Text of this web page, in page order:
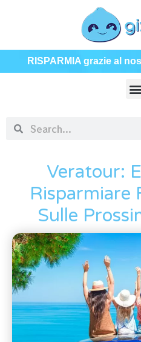
RISPARMIA grazie al
Veratour:
Risparmiare
Sulle